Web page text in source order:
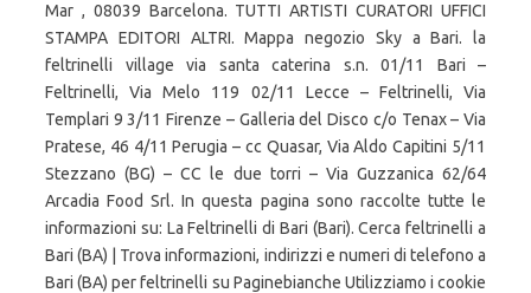
Mar , 08039 Barcelona. TUTTI ARTISTI CURATORI UFFICI
STAMPA EDITORI ALTRI. Mappa negozio Sky a Bari. la
feltrinelli village via santa caterina s.n. 01/11 Bari –
Feltrinelli, Via Melo 119 02/11 Lecce – Feltrinelli, Via
Templari 9 3/11 Firenze – Galleria del Disco c/o Tenax – Via
Pratese, 46 4/11 Perugia – cc Quasar, Via Aldo Capitini 5/11
Stezzano (BG) – CC le due torri – Via Guzzanica 62/64
Arcadia Food Srl. In questa pagina sono raccolte tutte le
informazioni su: La Feltrinelli di Bari (Bari). Cerca feltrinelli a
Bari (BA) | Trova informazioni, indirizzi e numeri di telefono a
Bari (BA) per feltrinelli su Paginebianche Utilizziamo i cookie